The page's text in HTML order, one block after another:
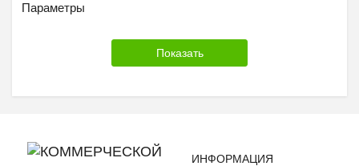
Параметры
ИНФОРМАЦИЯ